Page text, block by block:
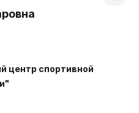
центр спортивной